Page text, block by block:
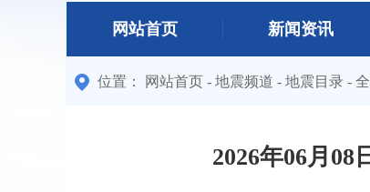
网站首页 新闻资讯
位置： 网站首页 - 地震频道 - 地震目录 -
2026年06月08